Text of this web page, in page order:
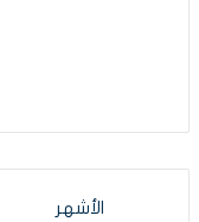
الأشهر